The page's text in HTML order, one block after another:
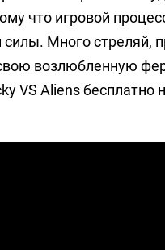
что игровой
силы. Много стреляй,
возлюбленную
VS Aliens бесплатно